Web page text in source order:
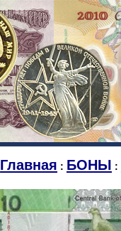
Главная : БОНЫ :